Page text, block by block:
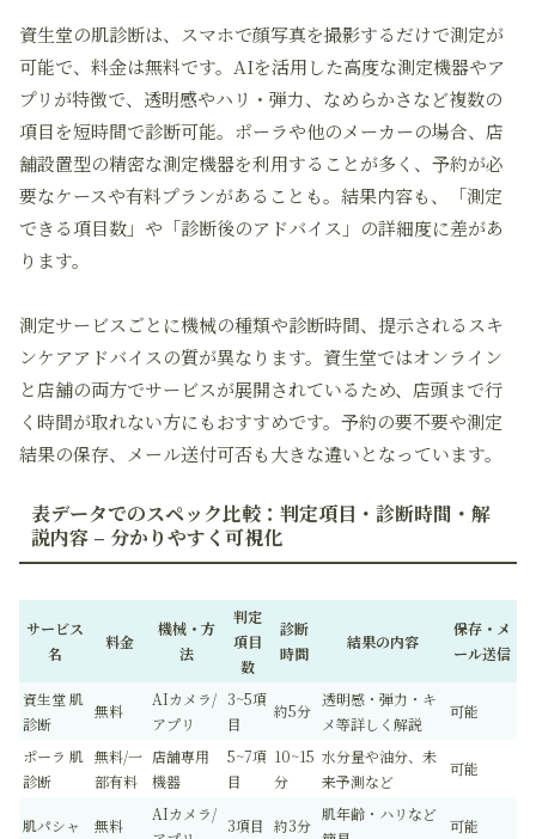
資生堂の肌診断は、スマホで顔写真を撮影するだけで測定が
可能で、料金は無料です。AIを活用した高度な測定機器やア
プリが特徴で、透明感やハリ・弾力、なめらかさなど複数の
項目を短時間で診断可能。ポーラや他のメーカーの場合、店
舗設置型の精密な測定機器を利用することが多く、予約が必
要なケースや有料プランがあることも。結果内容も、「測定
できる項目数」や「診断後のアドバイス」の詳細度に差があ
ります。
測定サービスごとに機械の種類や診断時間、提示されるスキ
ンケアアドバイスの質が異なります。資生堂ではオンライン
と店舗の両方でサービスが展開されているため、店頭まで行
く時間が取れない方にもおすすめです。予約の要不要や測定
結果の保存、メール送付可否も大きな違いとなっています。
表データでのスペック比較：判定項目・診断時間・解
説内容 – 分かりやすく可視化
サービス
名
料金
機械・方
法
判定
項目
数
診断
時間
結果の内容
保存・メ
ール送信
資生堂 肌
診断
無料
AIカメラ/
アプリ
3~5項
目
約5分
透明感・弾力・キ
メ等詳しく解説
可能
ポーラ 肌
診断
無料/一
部有料
店舗専用
機器
5~7項
目
10~15
分
水分量や油分、未
来予測など
可能
肌パシャ 無料
AIカメラ/
3項目 約3分
肌年齢・ハリなど
可能